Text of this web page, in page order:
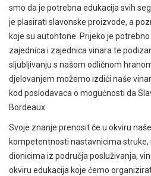
smo da je potrebna edukacija svih
je plasirati slavonske proizvode, a
koje su autohtone. Prijeko je
zajednica i zajednica vinara te
sljubljivanju s našom odličnom
djelovanjem možemo izdići naše
kod poslodavaca o mogućnosti da
Bordeaux.
Svoje znanje prenosit će u okviru
kompetentnosti nastavnicima struke,
dionicima iz područja posluživanja,
okviru edukacija koje ćemo